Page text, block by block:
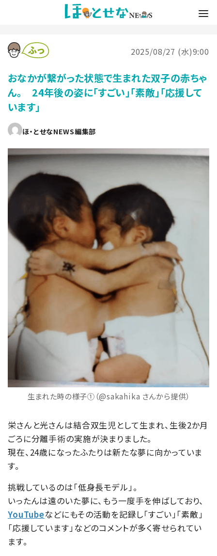
2025/08/27 (水)9:00
おなかが繋がった状態で生まれた双子の赤ちゃ
ん。 24年後の姿に「すごい」「素敵」「応援して
います」
ほ・とせなNEWS編集部
生まれた時の様子①（@sakahika さんから提供）
栄さんと光さんは結合双生児として生まれ、生後2か月
ごろに分離手術の実施が決まりました。
現在、24歳になったふたりは新たな夢に向かっていま
す。
挑戦しているのは「低身長モデル」。
いったんは遠のいた夢に、もう一度手を伸ばしており、
YouTubeなどにもその活動を記録し「すごい」「素敵」
「応援しています」などのコメントが多く寄せられてい
ます。